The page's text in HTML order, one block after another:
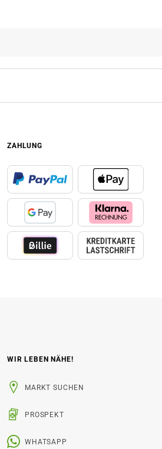
ZAHLUNG
WIR LEBEN NÄHE!
MARKT SUCHEN
PROSPEKT
WHATSAPP